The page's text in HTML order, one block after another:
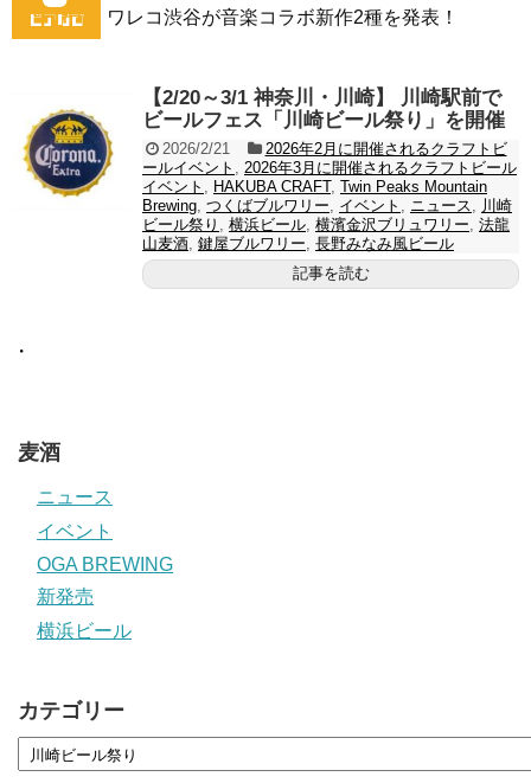
ワレコ渋谷が音楽コラボ新作2種を発表！
【2/20～3/1 神奈川・川崎】 川崎駅前で
ビールフェス「川崎ビール祭り」を開催
2026/2/21
2026年2月に開催されるクラフトビ
ールイベント , 2026年3月に開催されるクラフトビール
イベント , HAKUBA CRAFT, Twin Peaks Mountain
Brewing, つくばブルワリー, イベント , ニュース, 川崎
ビール祭り , 横浜ビール, 横濱金沢ブリュワリー, 法龍
山麦酒, 鍵屋ブルワリー, 長野みなみ風ビール
記事を読む
・
麦酒
ニュース
イベント
OGA BREWING
新発売
横浜ビール
カテゴリー